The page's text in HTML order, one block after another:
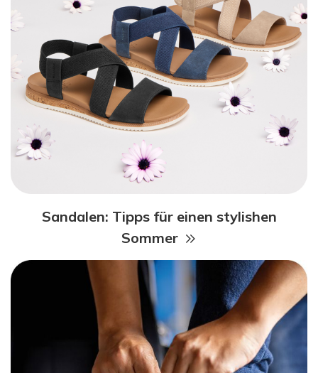
Sandalen: Tipps für einen stylishen
Sommer